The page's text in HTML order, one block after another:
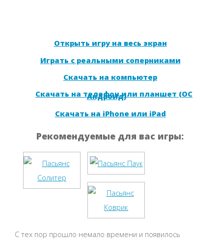
Открыть игру на весь экран
Играть с реальными соперниками
Скачать на компьютер
Скачать на телефон или планшет (ОС
Андроид)
Скачать на iPhone или iPad
Рекомендуемые для вас игры:
С тех пор прошло немало времени и появилось